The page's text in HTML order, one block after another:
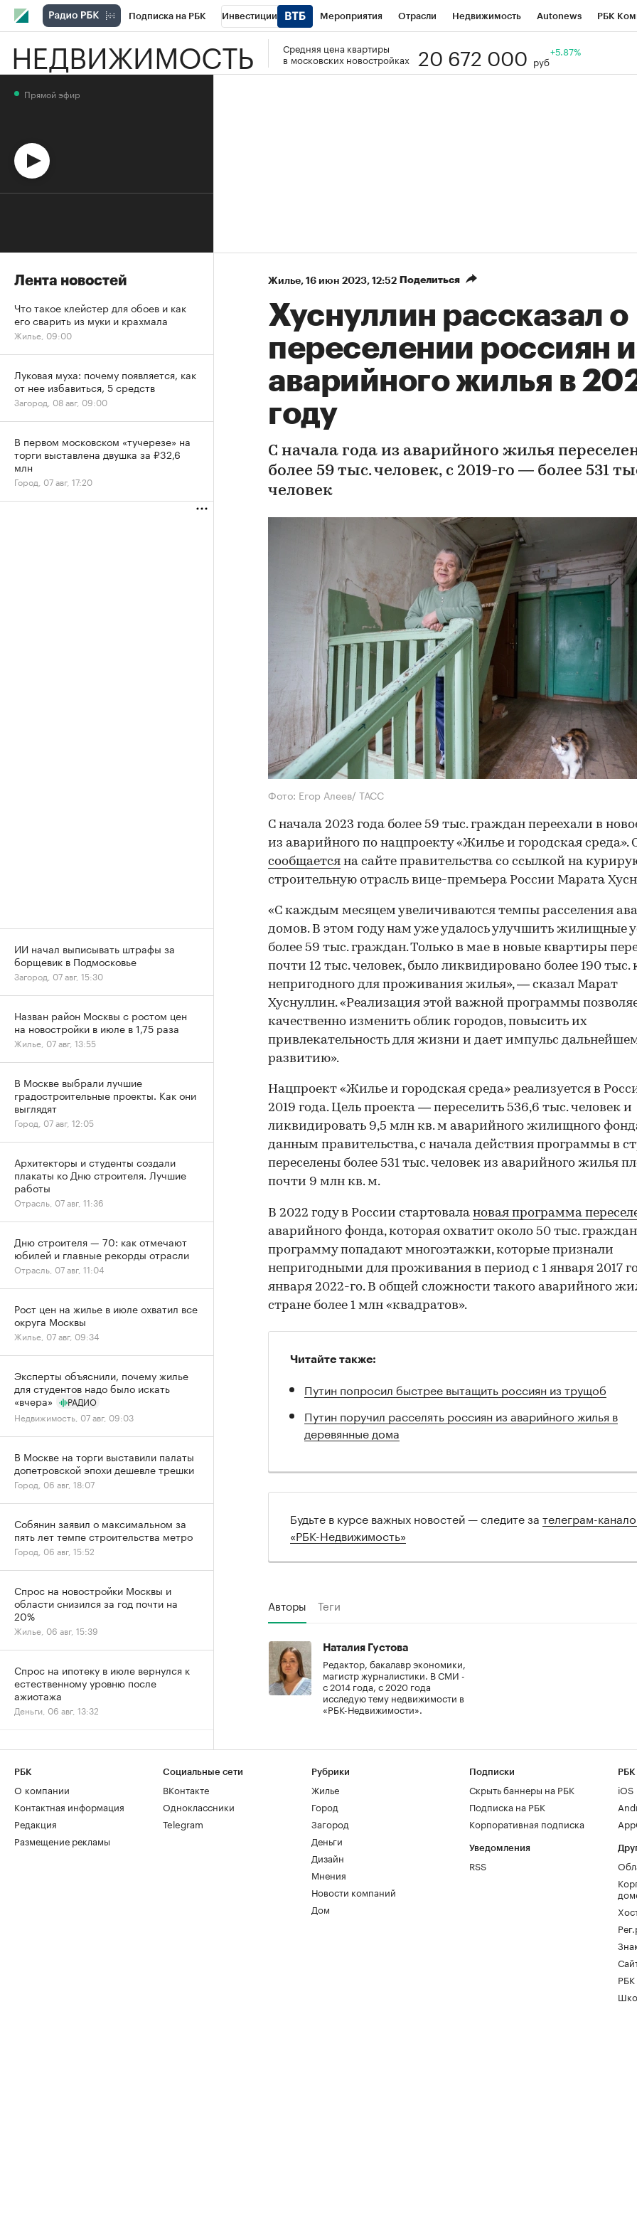
Подписка на РБК Инвестиции Мероприятия Отрасли Недвижимость Autonews РБК
Спорт Школа управления РБК РБК Образование Визионеры
НЕДВИЖИМОСТЬ
Средняя цена квартиры
в московских новостройках
20 672 000 руб
+5.87%
Жилье⁠, 16 июн 2023, 12:52 Поделиться
Хуснуллин рассказал о
переселении россиян
аварийного жилья в
году
С начала года из аварийного жилья
более 59 тыс. человек, с 2019-го — более 531
человек
Фото: Егор Алеев/ ТАСС
С начала 2023 года более 59 тыс. граждан переехали в
из аварийного по нацпроекту «Жилье и городская среда».
сообщается на сайте правительства со ссылкой на
строительную отрасль вице-премьера России Марата
«С каждым месяцем увеличиваются темпы расселения
домов. В этом году нам уже удалось улучшить жилищные
более 59 тыс. граждан. Только в мае в новые квартиры
почти 12 тыс. человек, было ликвидировано более 190 тыс.
непригодного для проживания жилья», — сказал Марат
Хуснуллин. «Реализация этой важной программы
качественно изменить облик городов, повысить их
привлекательность для жизни и дает импульс
развитию».
Нацпроект «Жилье и городская среда» реализуется в
2019 года. Цель проекта — переселить 536,6 тыс. человек и
ликвидировать 9,5 млн кв. м аварийного жилищного
данным правительства, с начала действия программы в
переселены более 531 тыс. человек из аварийного жилья
почти 9 млн кв. м.
В 2022 году в России стартовала новая программа
аварийного фонда, которая охватит около 50 тыс.
программу попадают многоэтажки, которые признали
непригодными для проживания в период с 1 января 2017
января 2022-го. В общей сложности такого аварийного
стране более 1 млн «квадратов».
Читайте также:
Путин попросил быстрее вытащить россиян из трущоб
Путин поручил расселять россиян из аварийного жилья в
деревянные дома
Будьте в курсе важных новостей — следите за телеграм-
«РБК-Недвижимость»
Авторы Теги
Наталия Густова
Редактор, бакалавр экономики,
магистр журналистики. В СМИ -
с 2014 года, с 2020 года
исследую тему недвижимости в
«РБК-Недвижимости».
Прямой эфир
Лента новостей
Что такое клейстер для обоев и как
его сварить из муки и крахмала
Жилье, 09:00
Луковая муха: почему появляется, как
от нее избавиться, 5 средств
Загород, 08 авг, 09:00
В первом московском «тучерезе» на
торги выставлена двушка за ₽32,6
млн
Город, 07 авг, 17:20
ИИ начал выписывать штрафы за
борщевик в Подмосковье
Загород, 07 авг, 15:30
Назван район Москвы с ростом цен
на новостройки в июле в 1,75 раза
Жилье, 07 авг, 13:55
В Москве выбрали лучшие
градостроительные проекты. Как они
выглядят
Город, 07 авг, 12:05
Архитекторы и студенты создали
плакаты ко Дню строителя. Лучшие
работы
Отрасль, 07 авг, 11:36
Дню строителя — 70: как отмечают
юбилей и главные рекорды отрасли
Отрасль, 07 авг, 11:04
Рост цен на жилье в июле охватил все
округа Москвы
Жилье, 07 авг, 09:34
Эксперты объяснили, почему жилье
для студентов надо было искать
«вчера»
РАДИО
Недвижимость, 07 авг, 09:03
В Москве на торги выставили палаты
допетровской эпохи дешевле трешки
Город, 06 авг, 18:07
Собянин заявил о максимальном за
пять лет темпе строительства метро
Город, 06 авг, 15:52
Спрос на новостройки Москвы и
области снизился за год почти на
20%
Жилье, 06 авг, 15:39
Спрос на ипотеку в июле вернулся к
естественному уровню после
ажиотажа
Деньги, 06 авг, 13:32
РБК
О компании
Контактная информация
Редакция
Размещение рекламы
Социальные сети
ВКонтакте
Одноклассники
Telegram
Рубрики
Жилье
Город
Загород
Деньги
Дизайн
Мнения
Новости компаний
Дом
Подписки
Скрыть баннеры на РБК
Подписка на РБК
Корпоративная подписка
Уведомления
RSS
РБК
iOS